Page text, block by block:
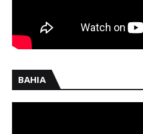
BAHIA